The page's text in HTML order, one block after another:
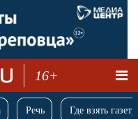
16+
Речь Где взять